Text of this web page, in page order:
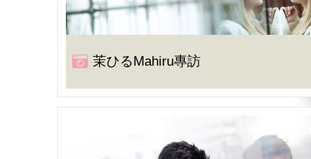
茉ひるMahiru專訪